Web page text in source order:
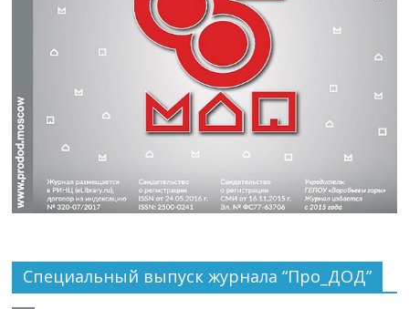
Специальный выпуск журнала “Про_ДОД”